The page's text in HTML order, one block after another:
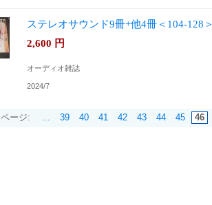
ステレオサウンド9冊+他4冊＜104-128＞
2,600 円
オーディオ雑誌
2024/7
ページ: 39 40 41 42 43 44 45 46